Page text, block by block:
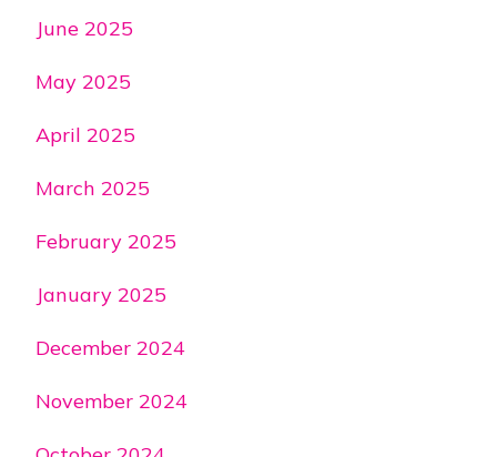
June 2025
May 2025
April 2025
March 2025
February 2025
January 2025
December 2024
November 2024